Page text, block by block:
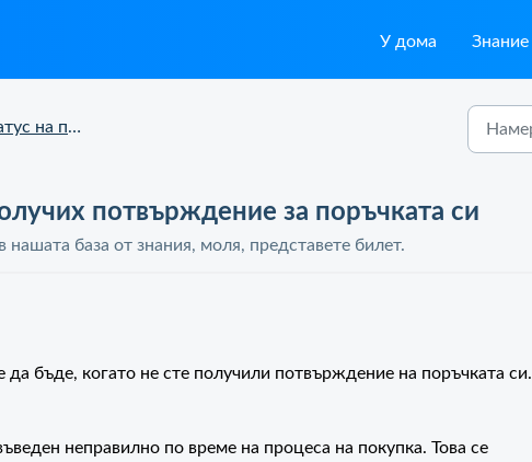
У дома Знание
поръчка и доставка
потвърждение за поръчката си
база от знания, моля, представете билет.
бъде, когато не сте получили потвърждение на поръчката си.
неправилно по време на процеса на покупка. Това се